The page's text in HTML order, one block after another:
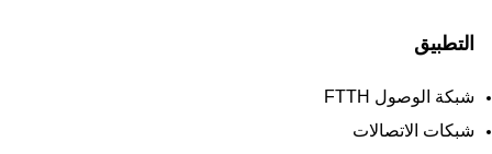
التطبيق
شبكة الوصول FTTH
شبكات الاتصالات